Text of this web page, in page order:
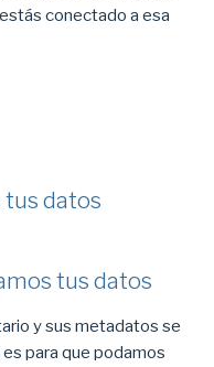
conectado a esa
datos
tus datos
y sus metadatos se
para que podamos